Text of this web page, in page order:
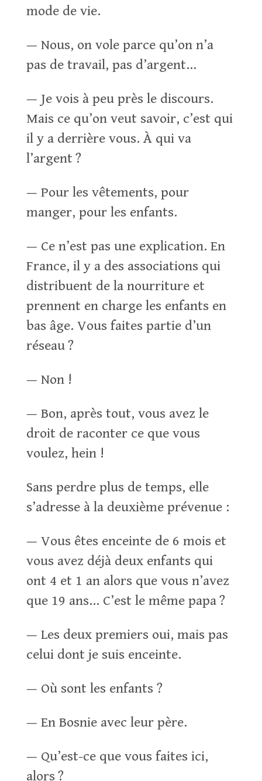
mode de vie.
— Nous, on vole parce qu’on n’a
pas de travail, pas d’argent…
— Je vois à peu près le discours.
Mais ce qu’on veut savoir, c’est qui
il y a derrière vous. À qui va
l’argent ?
— Pour les vêtements, pour
manger, pour les enfants.
— Ce n’est pas une explication. En
France, il y a des associations qui
distribuent de la nourriture et
prennent en charge les enfants en
bas âge. Vous faites partie d’un
réseau ?
— Non !
— Bon, après tout, vous avez le
droit de raconter ce que vous
voulez, hein !
Sans perdre plus de temps, elle
s’adresse à la deuxième prévenue :
— Vous êtes enceinte de 6 mois et
vous avez déjà deux enfants qui
ont 4 et 1 an alors que vous n’avez
que 19 ans… C’est le même papa ?
— Les deux premiers oui, mais pas
celui dont je suis enceinte.
— Où sont les enfants ?
— En Bosnie avec leur père.
— Qu’est-ce que vous faites ici,
alors ?